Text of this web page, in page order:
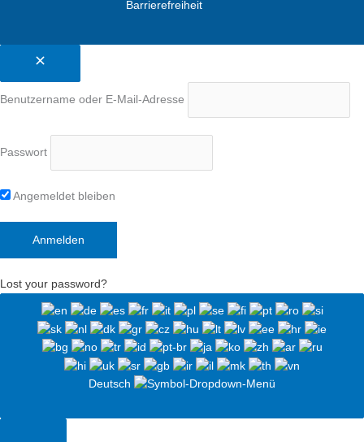
Barrierefreiheit
Benutzername oder E-Mail-Adresse
Passwort
Angemeldet bleiben
Lost your password?
Deutsch